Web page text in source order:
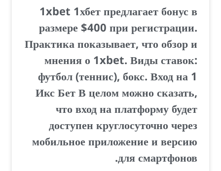
1xbet 1хбет предлагает бонус в
размере $400 при регистрации.
Практика показывает, что обзор и
мнения о 1xbet. Виды ставок:
футбол (теннис), бокс. Вход на 1
Икс Бет В целом можно сказать,
что вход на платформу будет
доступен круглосуточно через
мобильное приложение и версию
для смартфонов.